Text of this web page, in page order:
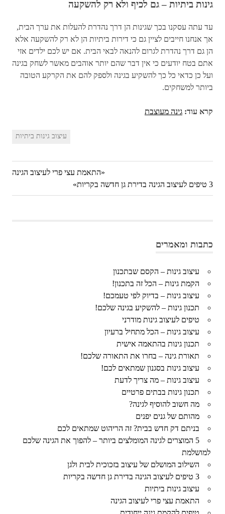
גינות ביתיות – גם לכיף ולא רק להשקעה
עד עתה עסקנו בכך שגינות הן דרך נהדרת להעלות את ערך הבית,
אך אנחנו חייבים לציין גם כי דירות ביתיות הן לא רק להשקעה אלא
הן גם דרך נהדרת לגרום להנאה לבאי הבית. אם יש לכם ילדים אזי
אתם בטח יודעים כי אין דבר שהם יותר אוהבים מאשר לשחק בגינה
ועל כן כדאי כל כך להשקיע בגינה ולספק להם את הקרקע הטובה
ביותר למשחקים.
קרא עוד: גינה מעוצבת
עיצוב גינות ביתיות
ניווט
Previous
Post:
התאמת עצי פרי לעיצוב הגינה
Next
Post:
3 טיפים לעיצוב הגינה בדירת גן חדשה בקריות
כתבות ומאמרים
עיצוב גינות – הקסם שבתכנון
הקמת גינות – הכל זה בתכנון!
עיצוב גינות – בדיוק לפי טעמכם!
תכנון גינות – להשקיע בגינה שלכם!
טיפים לעיצוב גינות מודרני
עיצוב גינות – הכל מתחיל ברעיון
תכנון גינות בהתאמה אישית
תאורת גינה – בחרו את התאורה שלכם!
עיצוב גינות בסגנון שמתאים לכם!
עיצוב גינות – מה צריך לדעת
תכנון גינות בבתים פרטיים
מה חשוב להוסיף לגינה?
מהותם של גנים יפנים
בניתם דק חדש בבית? זה הריהוט שמתאים לכם
5 המוצרים לגינה המומלצים ביותר – להפוך את הגינה שלכם
למושלמת
השילוב המושלם של עיצוב בזכוכית לבית ולגן
3 טיפים לעיצוב הגינה בדירת גן חדשה בקריות
עיצוב גינות ביתיות
התאמת עצי פרי לעיצוב הגינה